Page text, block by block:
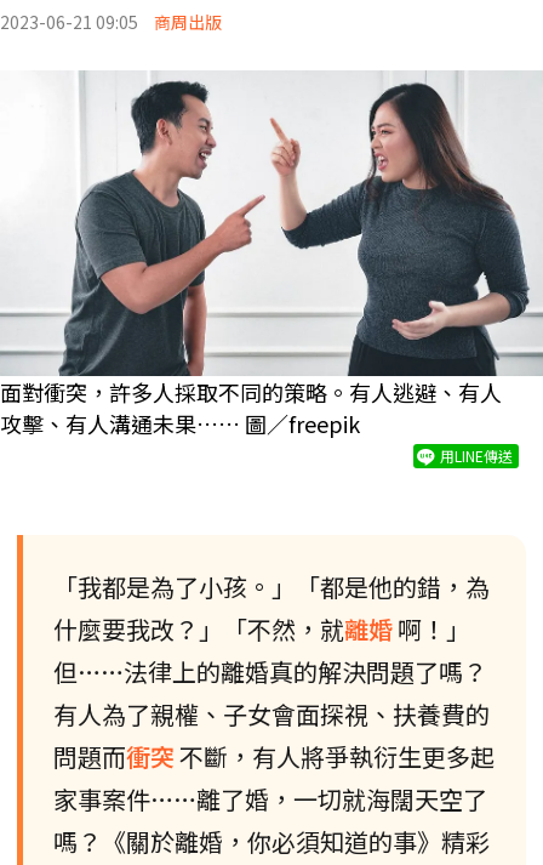
2023-06-21 09:05 商周出版
面對衝突，許多人採取不同的策略。有人逃避、有人
攻擊、有人溝通未果…… 圖／freepik
用LINE傳送
「我都是為了小孩。」「都是他的錯，為
什麼要我改？」「不然，就離婚啊！」
但……法律上的離婚真的解決問題了嗎？
有人為了親權、子女會面探視、扶養費的
問題而衝突不斷，有人將爭執衍生更多起
家事案件……離了婚，一切就海闊天空了
嗎？《關於離婚，你必須知道的事》精彩